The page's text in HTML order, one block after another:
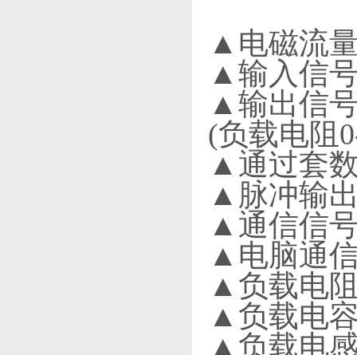
▲电磁流
▲输入信
▲输出信
(负载电阻
▲通过套
▲脉冲输
▲通信信
▲电脑通
▲负载电
▲负载电
▲负载电